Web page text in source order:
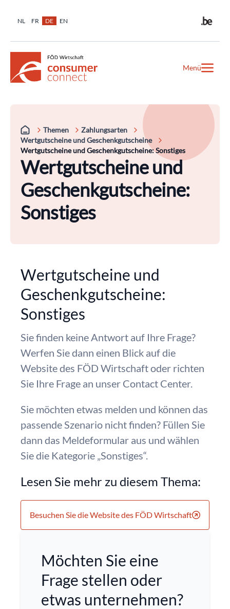
NL FR DE EN
Menü
Themen
Zahlungsarten
Wertgutscheine und Geschenkgutscheine
Wertgutscheine und Geschenkgutscheine: Sonstiges
Wertgutscheine und
Geschenkgutscheine:
Sonstiges
Wertgutscheine und
Geschenkgutscheine:
Sonstiges
Sie finden keine Antwort auf Ihre Frage?
Werfen Sie dann einen Blick auf die
Website des FÖD Wirtschaft oder richten
Sie Ihre Frage an unser Contact Center.
Sie möchten etwas melden und können das
passende Szenario nicht finden? Füllen Sie
dann das Meldeformular aus und wählen
Sie die Kategorie „Sonstiges“.
Lesen Sie mehr zu diesem Thema:
Besuchen Sie die Website des FÖD Wirtschaft
Möchten Sie eine
Frage stellen oder
etwas unternehmen?